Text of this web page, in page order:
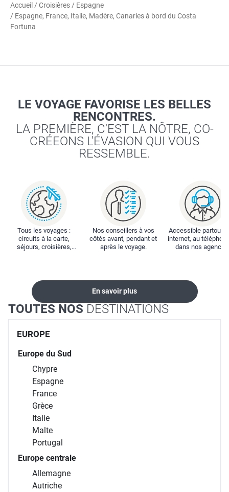
Accueil /Croisières / Espagne
/ Espagne, France, Italie, Madère, Canaries à bord du Costa
Fortuna
LE VOYAGE FAVORISE LES BELLES
RENCONTRES.
LA PREMIÈRE, C'EST LA NÔTRE, CO-
CRÉEONS L'ÉVASION QUI VOUS
RESSEMBLE.
Tous les voyages :
circuits à la carte,
séjours, croisières,
Nos conseillers à vos
côtés avant, pendant et
après le voyage.
Accessible partout :
internet, au
dans nos
En savoir plus
TOUTES NOS DESTINATIONS
EUROPE
Europe du Sud
Chypre
Espagne
France
Grèce
Italie
Malte
Portugal
Europe centrale
Allemagne
Autriche